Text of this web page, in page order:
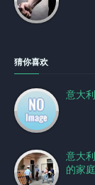
猜你喜欢
意大
意大
的家